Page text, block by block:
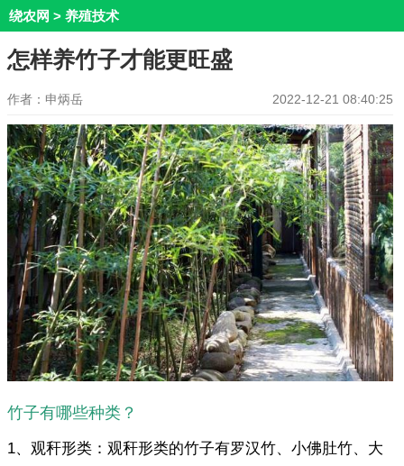
绕农网 > 养殖技术
怎样养竹子才能更旺盛
作者：申炳岳 2022-12-21 08:40:25
竹子有哪些种类？
1、观秆形类：观秆形类的竹子有罗汉竹、小佛肚竹、大